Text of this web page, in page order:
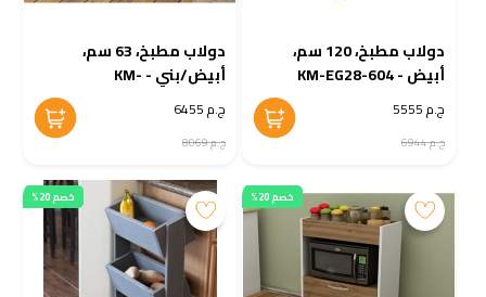
دولاب مطبخ، 120 سم،
أبيض - KM-EG28-604
ج.م 5555
ج.م 6944
دولاب مطبخ، 63 سم،
أبيض/بني - KM-
EG28-605ج.م 6455
ج.م 8069
خصم 20% خصم 20%